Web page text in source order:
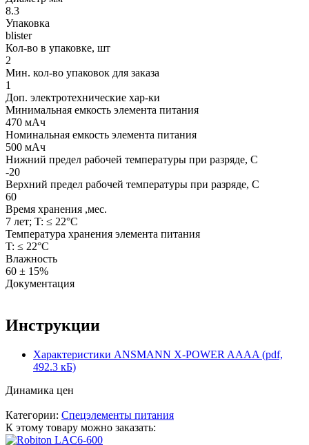
8.3
Упаковка
blister
Кол-во в упаковке, шт
2
Мин. кол-во упаковок для заказа
1
Доп. электротехнические хар-ки
Минимальная емкость элемента питания
470 мАч
Номинальная емкость элемента питания
500 мАч
Нижний предел рабочей температуры при разряде, С
-20
Верхний предел рабочей температуры при разряде, С
60
Время хранения ,мес.
7 лет; T: ≤ 22°C
Температура хранения элемента питания
T: ≤ 22°C
Влажность
60 ± 15%
Документация
Инструкции
Характеристики ANSMANN X-POWER AAAA (pdf,
492.3 кБ)
Динамика цен
Категории: Спецэлементы питания
К этому товару можно заказать: